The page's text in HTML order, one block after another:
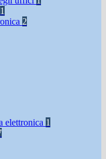
1
2
elettronica 1